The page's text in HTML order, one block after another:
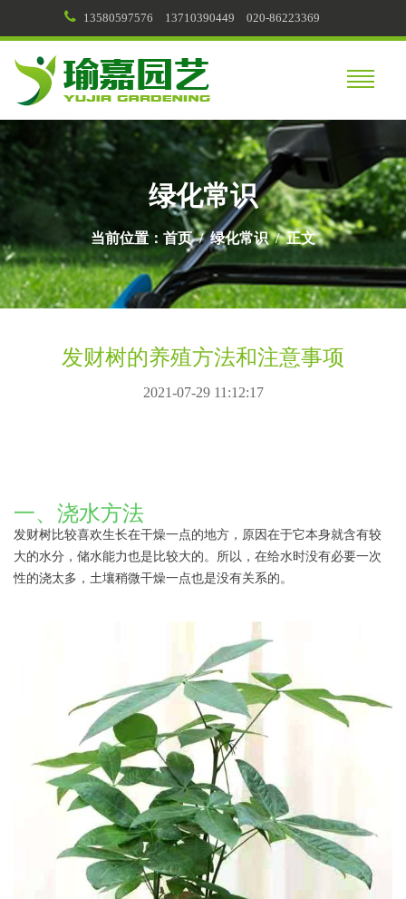
13580597576 13710390449 020-86223369
绿化常识
当前位置： 首页/绿化常识/ 正文
发财树的养殖方法和注意事项
2021-07-29 11:12:17
一、浇水方法
发财树比较喜欢生长在干燥一点的地方，原因在于它本身就含有较
大的水分，储水能力也是比较大的。所以，在给水时没有必要一次
性的浇太多，土壤稍微干燥一点也是没有关系的。